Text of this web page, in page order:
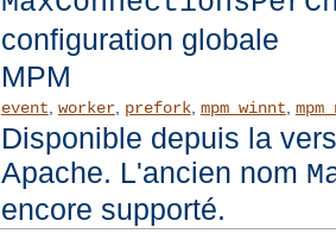
configuration globale
MPM
event worker, prefork, mpm_winnt
Disponible depuis la
Apache. L'ancien nom
encore supporté.